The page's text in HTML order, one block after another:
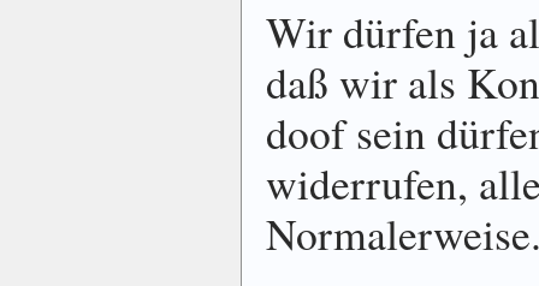
Wir dürfen ja
daß wir als
doof sein
wider­rufen,